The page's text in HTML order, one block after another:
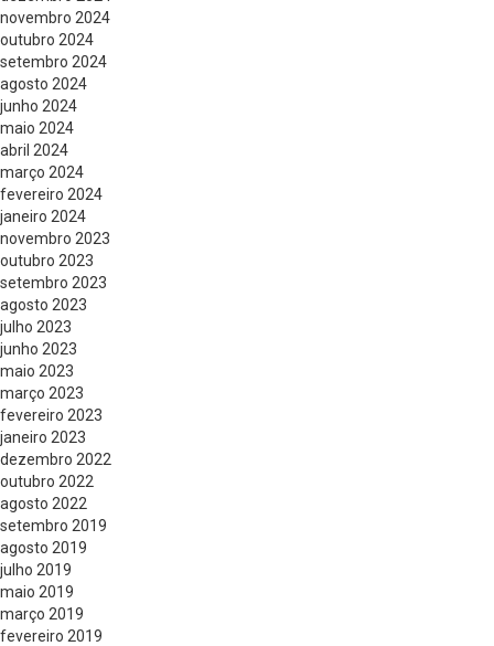
novembro 2024
outubro 2024
setembro 2024
agosto 2024
junho 2024
maio 2024
abril 2024
março 2024
fevereiro 2024
janeiro 2024
novembro 2023
outubro 2023
setembro 2023
agosto 2023
julho 2023
junho 2023
maio 2023
março 2023
fevereiro 2023
janeiro 2023
dezembro 2022
outubro 2022
agosto 2022
setembro 2019
agosto 2019
julho 2019
maio 2019
março 2019
fevereiro 2019